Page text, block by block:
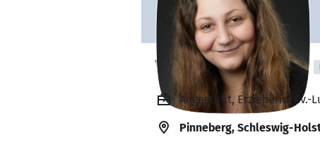
Vanessa Caraccio
Angestellt, Erzieherin, Ev.-
Pinneberg, Schleswig-